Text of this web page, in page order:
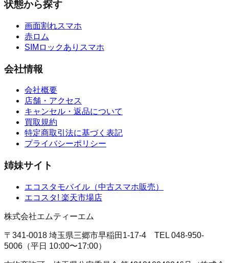
状態から探す
画面割れスマホ
赤ロム
SIMロックありスマホ
会社情報
会社概要
店舗・アクセス
キャンセル・返品について
買取規約
特定商取引法に基づく表記
プライバシーポリシー
姉妹サイト
エコスタモバイル （中古スマホ販売）
エコスタ! 楽天市場店
株式会社エムティーエム
〒341-0018 埼玉県三郷市早稲田1-17-4 TEL 048-950-
5006 （平日 10:00〜17:00）